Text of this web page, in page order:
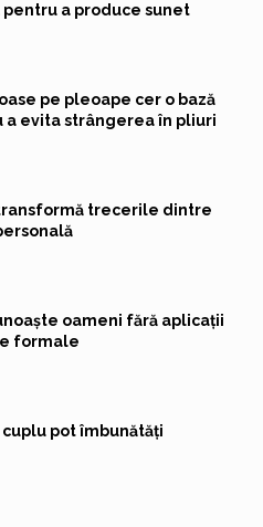
a produce sunet
pe pleoape cer o bază
a evita strângerea în pliuri
trecerile dintre
oameni fără aplicații
formale
pot îmbunătăți